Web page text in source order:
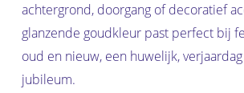
achtergrond, doorgang of decoratief
glanzende goudkleur past perfect bij
oud en nieuw, een huwelijk,
jubileum.